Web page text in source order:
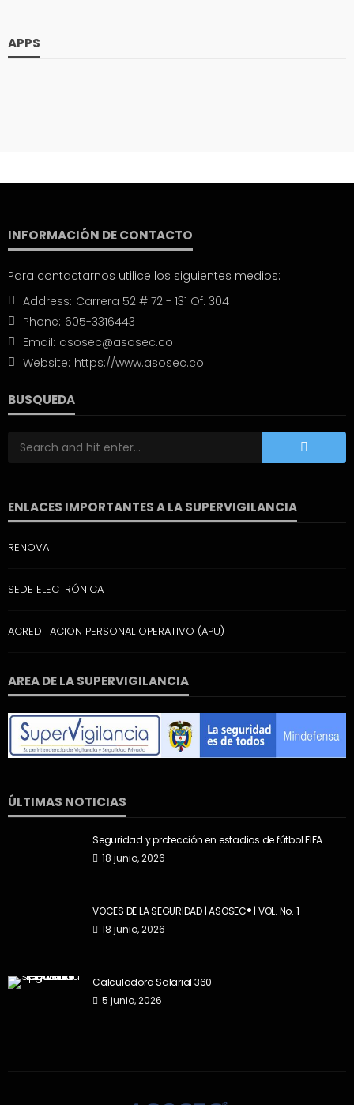
APPS
INFORMACIÓN DE CONTACTO
Para contactarnos utilice los siguientes medios:
Address: Carrera 52 # 72 - 131 Of. 304
Phone: 605-3316443
Email: asosec@asosec.co
Website: https://www.asosec.co
BUSQUEDA
ENLACES IMPORTANTES A LA SUPERVIGILANCIA
RENOVA
SEDE ELECTRÓNICA
ACREDITACION PERSONAL OPERATIVO (APU)
AREA DE LA SUPERVIGILANCIA
ÚLTIMAS NOTICIAS
Seguridad y protección en estadios de fútbol FIFA
18 junio, 2026
VOCES DE LA SEGURIDAD | ASOSEC® | VOL. No. 1
18 junio, 2026
Calculadora Salarial 360
5 junio, 2026